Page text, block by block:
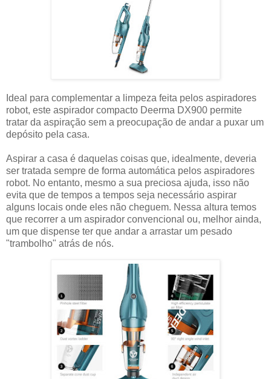
Ideal para complementar a limpeza feita pelos aspiradores
robot, este aspirador compacto Deerma DX900 permite
tratar da aspiração sem a preocupação de andar a puxar um
depósito pela casa.
Aspirar a casa é daquelas coisas que, idealmente, deveria
ser tratada sempre de forma automática pelos aspiradores
robot. No entanto, mesmo a sua preciosa ajuda, isso não
evita que de tempos a tempos seja necessário aspirar
alguns locais onde eles não cheguem. Nessa altura temos
que recorrer a um aspirador convencional ou, melhor ainda,
um que dispense ter que andar a arrastar um pesado
"trambolho" atrás de nós.